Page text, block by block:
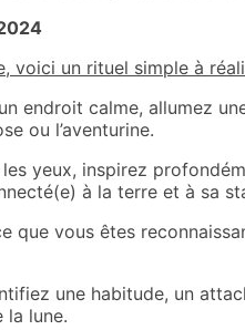
voici un rituel simple à
endroit calme, allumez
ou l’aventurine.
les yeux, inspirez
à la terre et à sa
que vous êtes
une habitude, un
la lune.